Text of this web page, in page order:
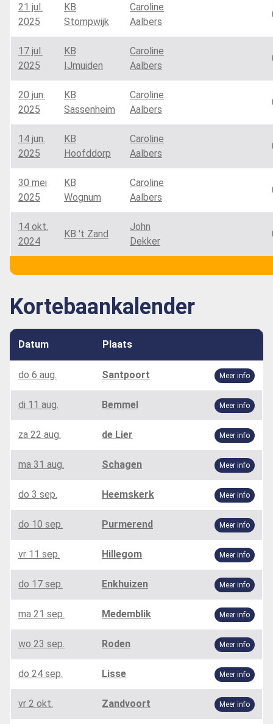
21 jul.
2025
KB
Stompwijk
Caroline
Aalbers
17 jul.
2025
KB
IJmuiden
Caroline
Aalbers
20 jun.
2025
KB
Sassenheim
Caroline
Aalbers
14 jun.
2025
KB
Hoofddorp
Caroline
Aalbers
30 mei
2025
KB
Wognum
Caroline
Aalbers
14 okt.
2024
KB 't Zand
John
Dekker
Kortebaankalender
Datum Plaats
do 6 aug. Santpoort Meer info
di 11 aug. Bemmel Meer info
za 22 aug. de Lier Meer info
ma 31 aug. Schagen Meer info
do 3 sep. Heemskerk Meer info
do 10 sep. Purmerend Meer info
vr 11 sep. Hillegom Meer info
do 17 sep. Enkhuizen Meer info
ma 21 sep. Medemblik Meer info
wo 23 sep. Roden Meer info
do 24 sep. Lisse Meer info
vr 2 okt. Zandvoort Meer info